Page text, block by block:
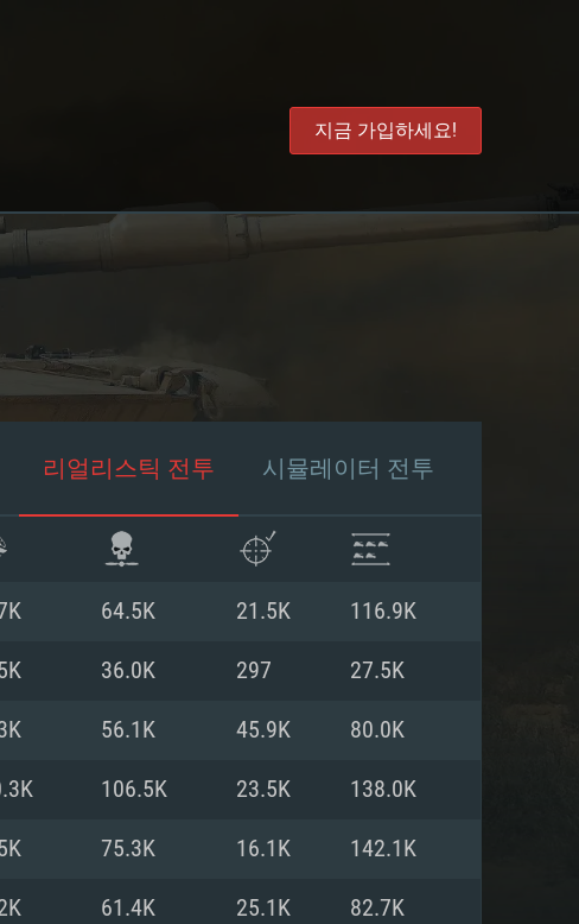
지금 가입하세요!
리얼리스틱 전투 시뮬레이터 전투
64.5K 21.5K 116.9K
36.0K 297 27.5K
56.1K 45.9K 80.0K
106.5K 23.5K 138.0K
75.3K 16.1K 142.1K
61.4K 25.1K 82.7K